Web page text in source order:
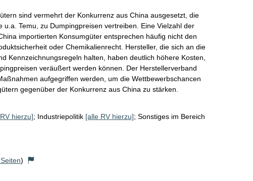
sind vermehrt der Konkurrenz aus China ausgesetzt, die
u.a. Temu, zu Dumpingpreisen vertreiben. Eine Vielzahl der
importierten Konsumgüter entsprechen häufig nicht den
oder Chemikalienrecht. Hersteller, die sich an die
Kennzeichnungsregeln halten, haben deutlich höhere Kosten,
veräußert werden können. Der Herstellerverband
aufgegriffen werden, um die Wettbewerbschancen
gegenüber der Konkurrenz aus China zu stärken.
hierzu]; Industriepolitik [alle RV hierzu]; Sonstiges im Bereich
)